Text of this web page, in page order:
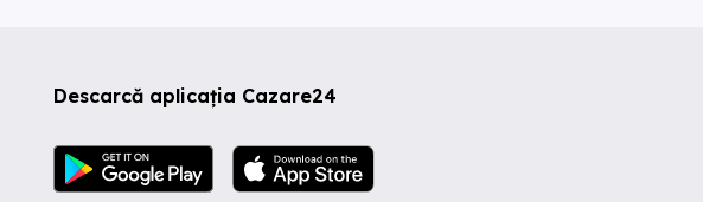
Descarcă aplicația Cazare24